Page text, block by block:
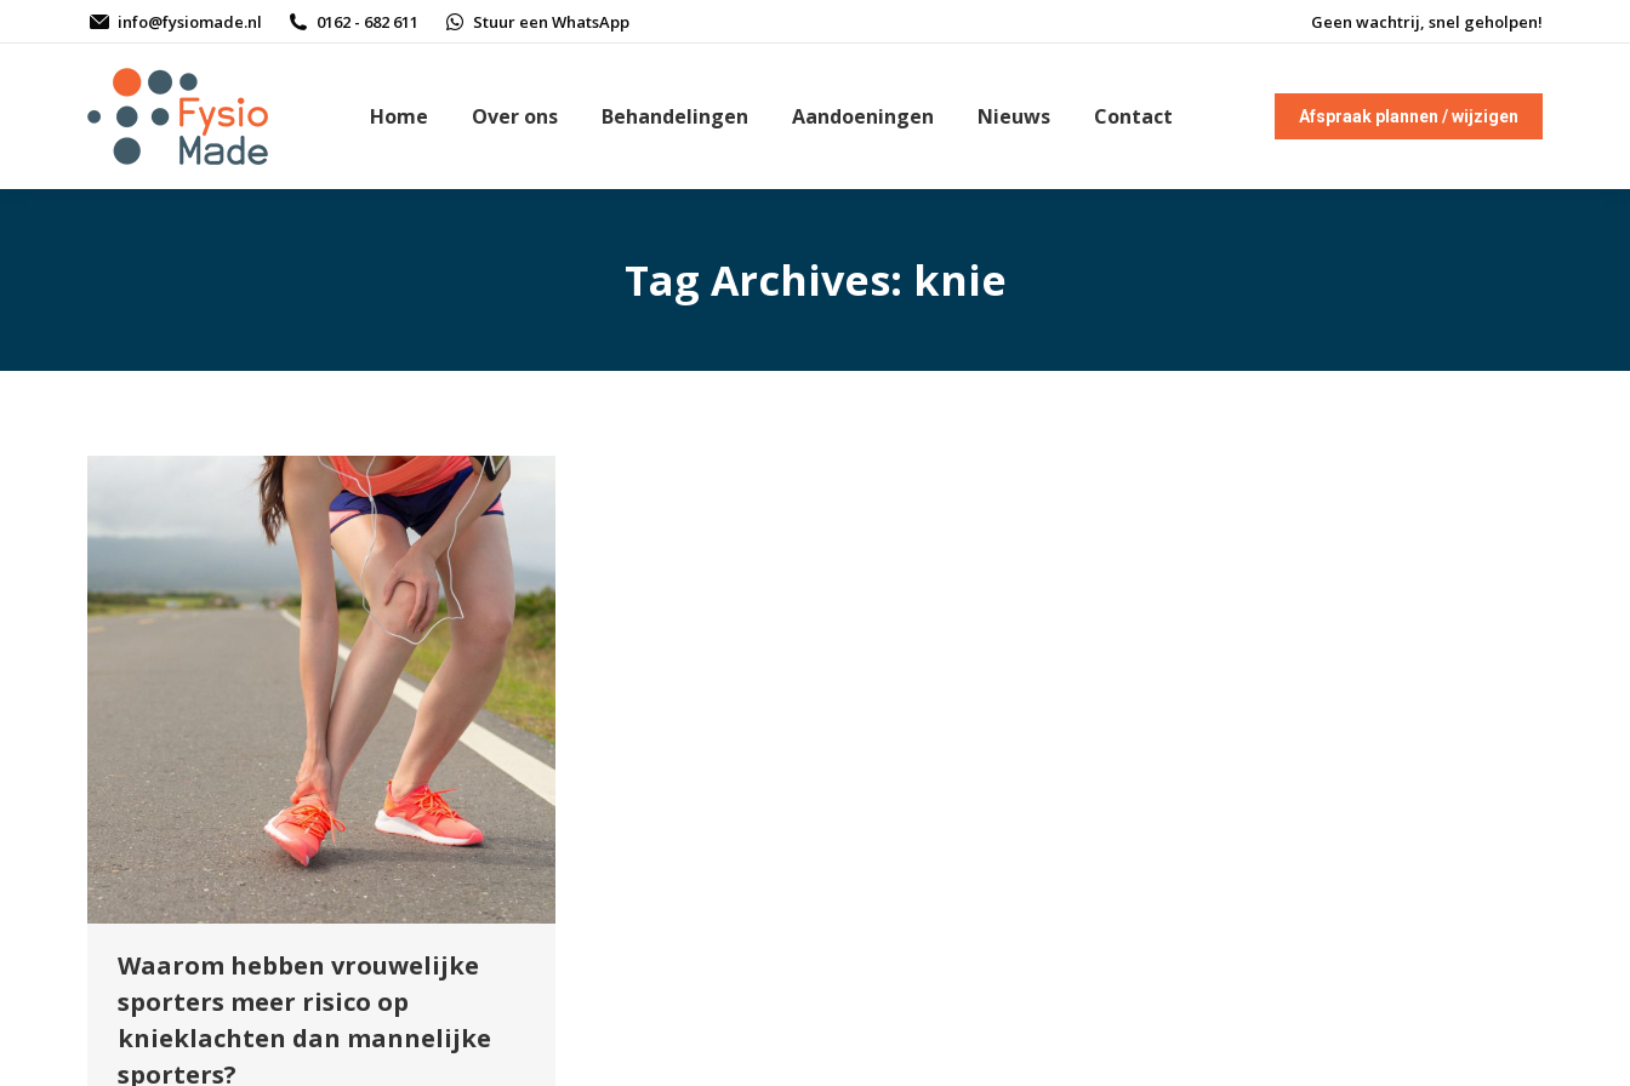
info@fysiomade.nl 0162 - 682 611 Stuur een WhatsApp Geen wachtrij, snel geholpen!
Home Over ons Behandelingen Aandoeningen Nieuws Contact Afspraak plannen / wijzigen
Tag Archives: knie
Waarom hebben vrouwelijke
sporters meer risico op
knieklachten dan mannelijke
sporters?